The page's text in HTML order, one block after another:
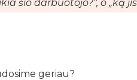
šio darbuotojo?", o „ką
geriau?